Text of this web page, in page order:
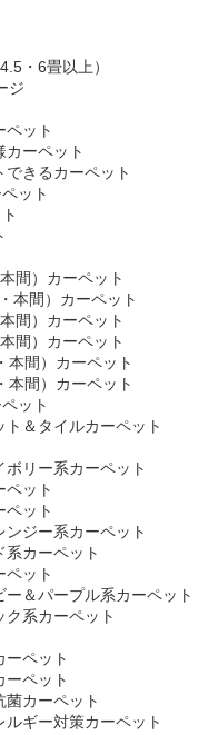
・6畳以上）
ジ
ペット
カーペット
きるカーペット
ット
間）カーペット
本間）カーペット
間）カーペット
間）カーペット
本間）カーペット
本間）カーペット
ット
ト＆タイルカーペット
ボリー系カーペット
ペット
ペット
ンジー系カーペット
系カーペット
ペット
ー＆パープル系カーペット
ク系カーペット
ーペット
ーペット
菌カーペット
ルギー対策カーペット